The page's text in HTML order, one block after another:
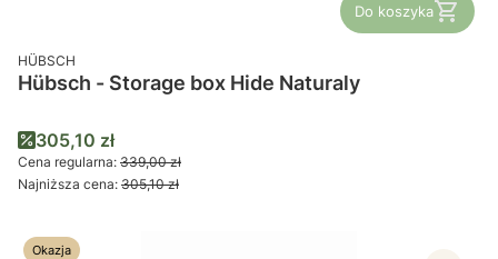
Do koszyka
PRODUCENT
HÜBSCH
Hübsch - Storage box Hide Naturaly
Cena promocyjna
305,10 zł
Cena regularna: 339,00 zł
Najniższa cena: 305,10 zł
Okazja